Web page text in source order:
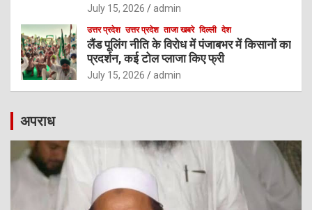
July 15, 2026 admin
उत्तर प्रदेश उत्तर प्रदेश ताजा खबरे दिल्ली देश
लैंड पूलिंग नीति के विरोध में पंजाबभर में किसानों का
प्रदर्शन, कई टोल प्लाजा किए फ्री
July 15, 2026 admin
अपराध